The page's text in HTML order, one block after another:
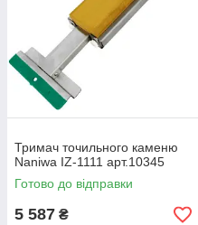
Тримач точильного каменю
Naniwa IZ-1111 арт.10345
Готово до відправки
5 587 ₴